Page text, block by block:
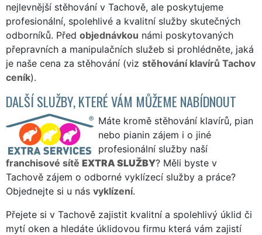
nejlevnější stěhování v Tachově, ale poskytujeme
profesionální, spolehlivé a kvalitní služby skutečných
odborníků. Před objednávkou námi poskytovaných
přepravních a manipulačních služeb si prohlédněte, jaká
je naše cena za stěhování (viz stěhování klavírů Tachov
ceník).
DALŠÍ SLUŽBY, KTERÉ VÁM MŮŽEME NABÍDNOUT
Máte kromě stěhování klavírů, pian
nebo pianin zájem i o jiné
profesionální služby naší
franchisové sítě EXTRA SLUŽBY? Měli byste v
Tachově zájem o odborné vyklízecí služby a práce?
Objednejte si u nás vyklízení.
Přejete si v Tachově zajistit kvalitní a spolehlivý úklid či
mytí oken a hledáte úklidovou firmu která vám zajistí